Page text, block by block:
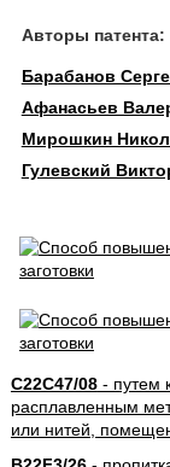
Авторы патента:
Барабанов
Афанасьев
Мирошкин
Гулевский
C22C47/08- путем
расплавленным
или нитей,